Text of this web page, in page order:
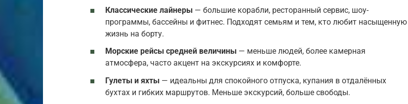
Классические лайнеры — большие корабли, ресторанный сервис, шоу-
программы, бассейны и фитнес. Подходят семьям и тем, кто любит насыщенную
жизнь на борту.
Морские рейсы средней величины — меньше людей, более камерная
атмосфера, часто акцент на экскурсиях и комфорте.
Гулеты и яхты — идеальны для спокойного отпуска, купания в отдалённых
бухтах и гибких маршрутов. Меньше экскурсий, больше свободы.